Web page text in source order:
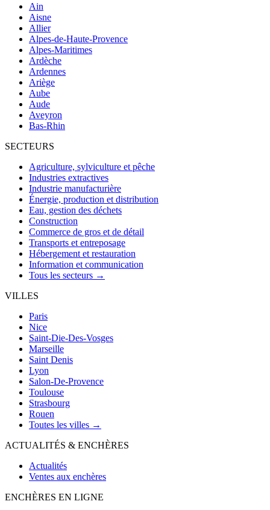
Ain
Aisne
Allier
Alpes-de-Haute-Provence
Alpes-Maritimes
Ardèche
Ardennes
Ariège
Aube
Aude
Aveyron
Bas-Rhin
SECTEURS
Agriculture, sylviculture et pêche
Industries extractives
Industrie manufacturière
Énergie, production et distribution
Eau, gestion des déchets
Construction
Commerce de gros et de détail
Transports et entreposage
Hébergement et restauration
Information et communication
Tous les secteurs →
VILLES
Paris
Nice
Saint-Die-Des-Vosges
Marseille
Saint Denis
Lyon
Salon-De-Provence
Toulouse
Strasbourg
Rouen
Toutes les villes →
ACTUALITÉS & ENCHÈRES
Actualités
Ventes aux enchères
ENCHÈRES EN LIGNE